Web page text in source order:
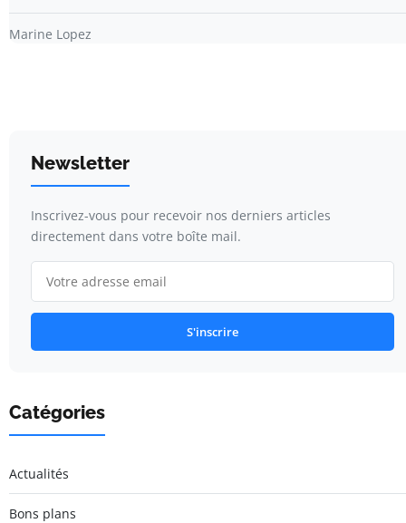
Marine Lopez
Newsletter
Inscrivez-vous pour recevoir nos derniers articles
directement dans votre boîte mail.
S'inscrire
Catégories
Actualités
Bons plans